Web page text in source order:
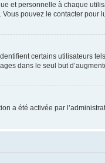
personnelle à chaque
pouvez le contacter pour
certains utilisateurs
dans le seul but
a été activée par